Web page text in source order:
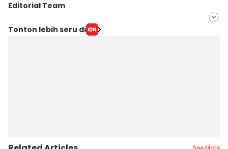
Editorial Team
Editor
Tonton lebih seru di